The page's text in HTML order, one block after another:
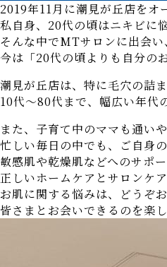
2019年11月に潮見が丘店をオ
私自身、20代の頃はニキビに
そんな中でMTサロンに出会い
今は「20代の頃よりも自分の
潮見が丘店は、特に毛穴の詰
10代～80代まで、幅広い年代
また、子育て中のママも通い
忙しい毎日の中でも、ご自身
敏感肌や乾燥肌などへのサポ
正しいホームケアとサロンケ
お肌に関する悩みは、どうぞ
皆さまとお会いできるのを楽